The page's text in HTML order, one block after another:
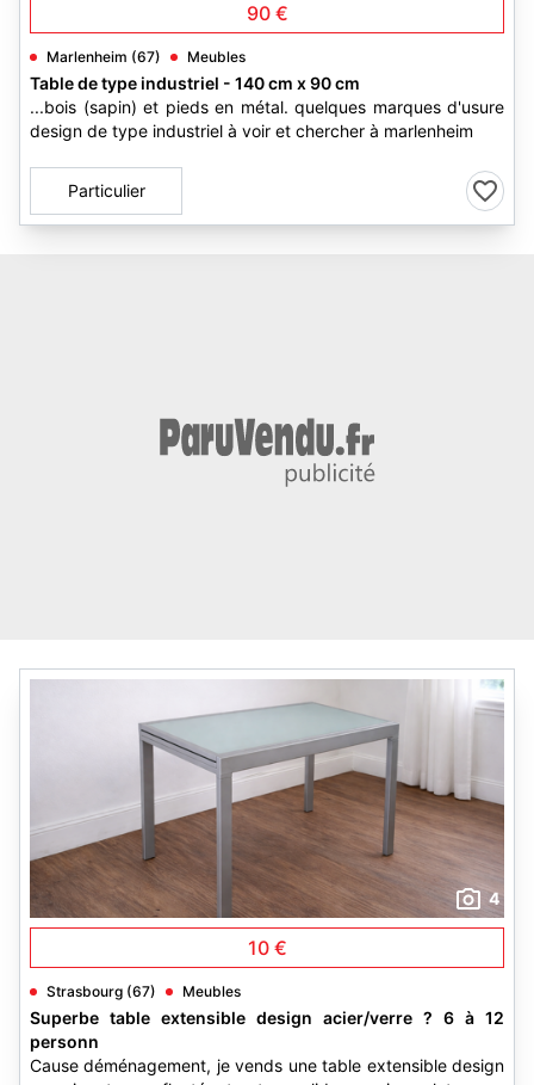
90 €
Marlenheim (67) Meubles
Table de type industriel - 140 cm x 90 cm
...bois (sapin) et pieds en métal. quelques marques d'usure
design de type industriel à voir et chercher à marlenheim
Particulier
4
10 €
Strasbourg (67) Meubles
Superbe table extensible design acier/verre ? 6 à 12
personn
Cause déménagement, je vends une table extensible design